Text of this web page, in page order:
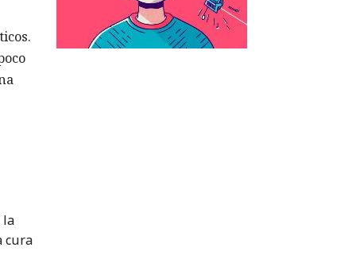
la
cura